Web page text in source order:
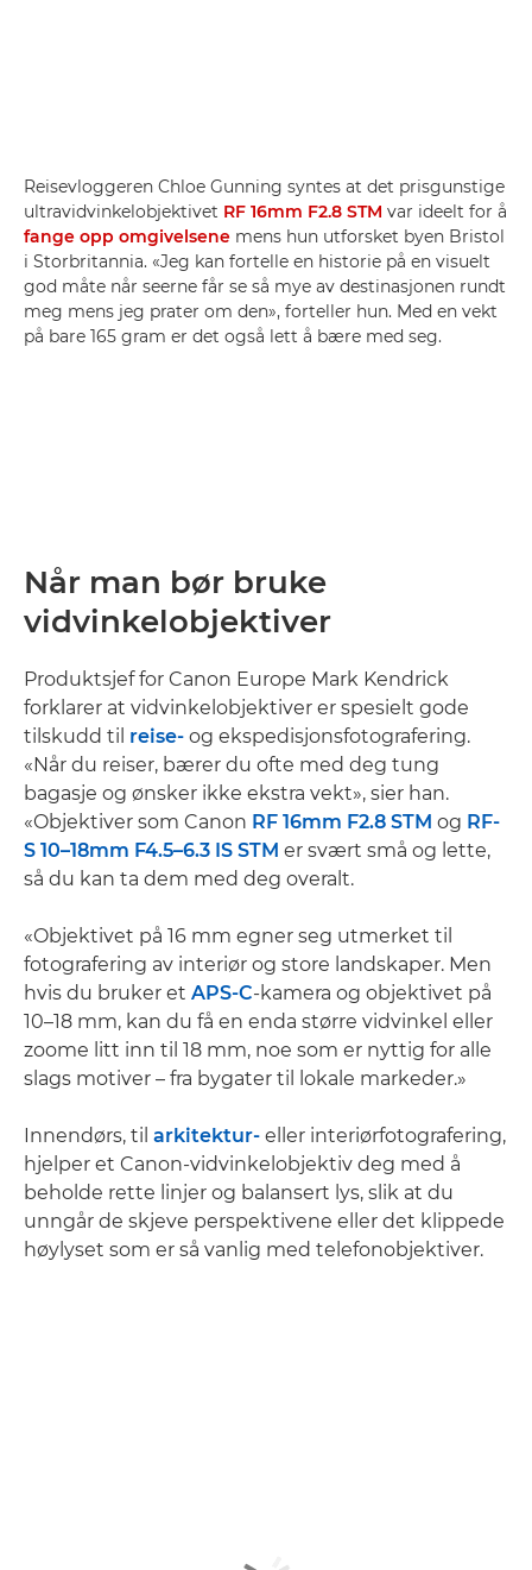
Reisevloggeren Chloe Gunning syntes at det prisgunstige
ultravidvinkelobjektivet RF 16mm F2.8 STM var ideelt for å
fange opp omgivelsene mens hun utforsket byen Bristol
i Storbritannia. «Jeg kan fortelle en historie på en visuelt
god måte når seerne får se så mye av destinasjonen rundt
meg mens jeg prater om den», forteller hun. Med en vekt
på bare 165 gram er det også lett å bære med seg.
Når man bør bruke
vidvinkelobjektiver
Produktsjef for Canon Europe Mark Kendrick
forklarer at vidvinkelobjektiver er spesielt gode
tilskudd til reise- og ekspedisjonsfotografering.
«Når du reiser, bærer du ofte med deg tung
bagasje og ønsker ikke ekstra vekt», sier han.
«Objektiver som Canon RF 16mm F2.8 STM og RF-
S 10–18mm F4.5–6.3 IS STM er svært små og lette,
så du kan ta dem med deg overalt.
«Objektivet på 16 mm egner seg utmerket til
fotografering av interiør og store landskaper. Men
hvis du bruker et APS-C-kamera og objektivet på
10–18 mm, kan du få en enda større vidvinkel eller
zoome litt inn til 18 mm, noe som er nyttig for alle
slags motiver – fra bygater til lokale markeder.»
Innendørs, til arkitektur- eller interiørfotografering,
hjelper et Canon-vidvinkelobjektiv deg med å
beholde rette linjer og balansert lys, slik at du
unngår de skjeve perspektivene eller det klippede
høylyset som er så vanlig med telefonobjektiver.